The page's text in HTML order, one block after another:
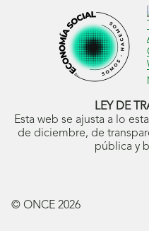
abrirá
en
ventana
nueva)
abrirá
en
ventana
nueva)
en
LEY DE
Esta web se ajusta a lo
de diciembre, de
pública y
© ONCE 2026